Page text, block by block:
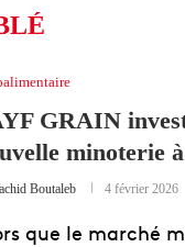
GRAIN
minoterie
Boutaleb 4 février 2026
que le marché